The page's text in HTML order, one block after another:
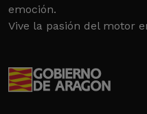
emoción.
Vive la pasión del motor